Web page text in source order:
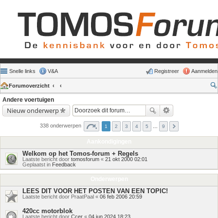
Snelle links V&A Aanmelden
Registreer
Forumoverzicht
Andere voertuigen
Nieuw onderwerp
338 onderwerpen 1 2 3 4 5 9
Welkom op het Tomos-forum + Regels
Laatste bericht door tomosforum « 21 okt 2000 02:01
Geplaatst in Feedback
LEES DIT VOOR HET POSTEN VAN EEN TOPIC!
Laatste bericht door PraatPaal « 06 feb 2006 20:59
420cc motorblok
Laatste bericht door Ccer « 04 jun 2024 18:23